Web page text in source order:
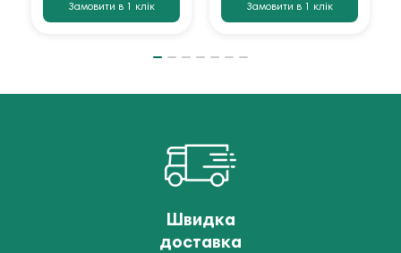
Замовити в 1 клік Замовити в 1 клік
Швидка
доставка